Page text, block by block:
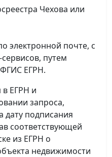
Чехова или
электронной почте, с
путем
ФГИС ЕГРН.
ЕГРН и
запроса,
дату подписания
соответствующей
из ЕГРН о
недвижимости